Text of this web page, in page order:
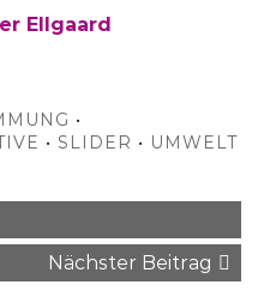
Ellgaard
•
• SLIDER • UMWELT
Nächster Beitrag